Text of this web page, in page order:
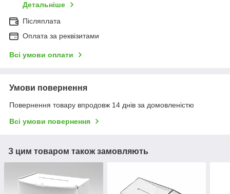
Детальніше
Післяплата
Оплата за реквізитами
Всі умови оплати
Умови повернення
Повернення товару впродовж 14 днів за домовленістю
Всі умови повернення
З цим товаром також замовляють